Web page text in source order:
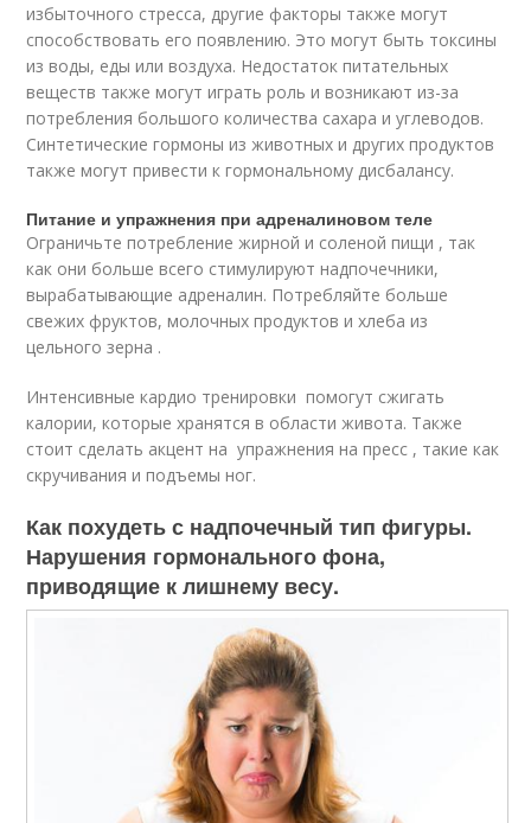
избыточного стресса, другие факторы также могут
способствовать его появлению. Это могут быть токсины
из воды, еды или воздуха. Недостаток питательных
веществ также могут играть роль и возникают из-за
потребления большого количества сахара и углеводов.
Синтетические гормоны из животных и других продуктов
также могут привести к гормональному дисбалансу.
Питание и упражнения при адреналиновом теле
Ограничьте потребление жирной и соленой пищи , так
как они больше всего стимулируют надпочечники,
вырабатывающие адреналин. Потребляйте больше
свежих фруктов, молочных продуктов и хлеба из
цельного зерна .
Интенсивные кардио тренировки помогут сжигать
калории, которые хранятся в области живота. Также
стоит сделать акцент на упражнения на пресс , такие как
скручивания и подъемы ног.
Как похудеть с надпочечный тип фигуры.
Нарушения гормонального фона,
приводящие к лишнему весу.